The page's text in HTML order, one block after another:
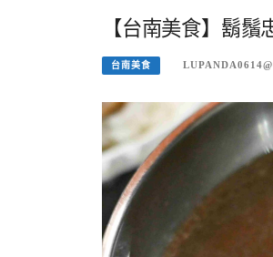
【台南美食】鬍
台南美食